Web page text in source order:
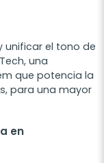
unificar el tono de
una
que potencia la
para una mayor
en